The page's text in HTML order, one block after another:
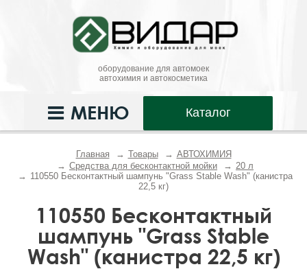
оборудование для автомоек
автохимия и автокосметика
Каталог
МЕНЮ
Главная Товары
АВТОХИМИЯ
Средства для бесконтактной мойки
20 л
110550 Бесконтактный шампунь "Grass Stable Wash" (канистра
22,5 кг)
110550 Бесконтактный
шампунь "Grass Stable
Wash" (канистра 22,5 кг)